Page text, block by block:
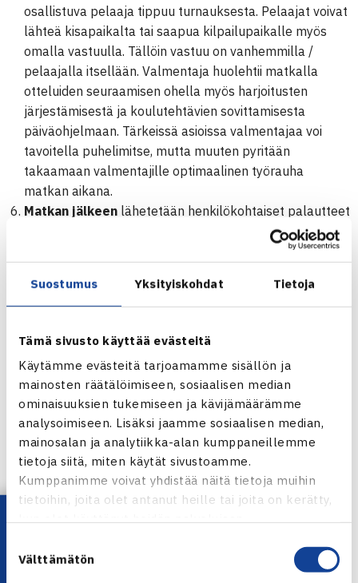
Suostumus Yksityiskohdat Tietoja
Tämä sivusto käyttää evästeitä
Käytämme evästeitä tarjoamamme sisällön ja
mainosten räätälöimiseen, sosiaalisen median
ominaisuuksien tukemiseen ja kävijämäärämme
analysoimiseen. Lisäksi jaamme sosiaalisen median,
mainosalan ja analytiikka-alan kumppaneillemme
tietoja siitä, miten käytät sivustoamme.
Kumppanimme voivat yhdistää näitä tietoja muihin
tietoihin, joita olet antanut heille tai joita on kerätty,
valinta
Välttämätön
osallistuva pelaaja tippuu turnauksesta. Pelaajat voivat
lähteä kisapaikalta tai saapua kilpailupaikalle myös
omalla vastuulla. Tällöin vastuu on vanhemmilla /
pelaajalla itsellään. Valmentaja huolehtii matkalla
otteluiden seuraamisen ohella myös harjoitusten
järjestämisestä ja koulutehtävien sovittamisesta
päiväohjelmaan. Tärkeissä asioissa valmentajaa voi
tavoitella puhelimitse, mutta muuten pyritään
takaamaan valmentajille optimaalinen työrauha
matkan aikana.
Matkan jälkeen lähetetään henkilökohtaiset palautteet
maajoukkuevalmentajalta pelaajan omalle
Hinnasto – Pelaajien osuus:
Tennis Europe Kilpailut U12/U14/U16 ja
– pelaajat jakavat valmentajan matka-, majoitus- ja
ruokailukustannukset niiltä päiviltä, kun osallistuvat
kilpailumatkalle
– muut matkan aikana aiheutuvat henkilökohtaiset
kustannukset (matkat, majoitukset, ruokailut,
kilpailumaksut, vakuutukset yms.)
ITF-kilpailut U18
– pelaajat jakavat valmentajan matka-, majoitus- ja
ruokailukustannukset niiltä päiviltä, kun osallistuvat
– muut matkan aikana aiheutuvat henkilökohtaiset
Lataa OmaTennis!